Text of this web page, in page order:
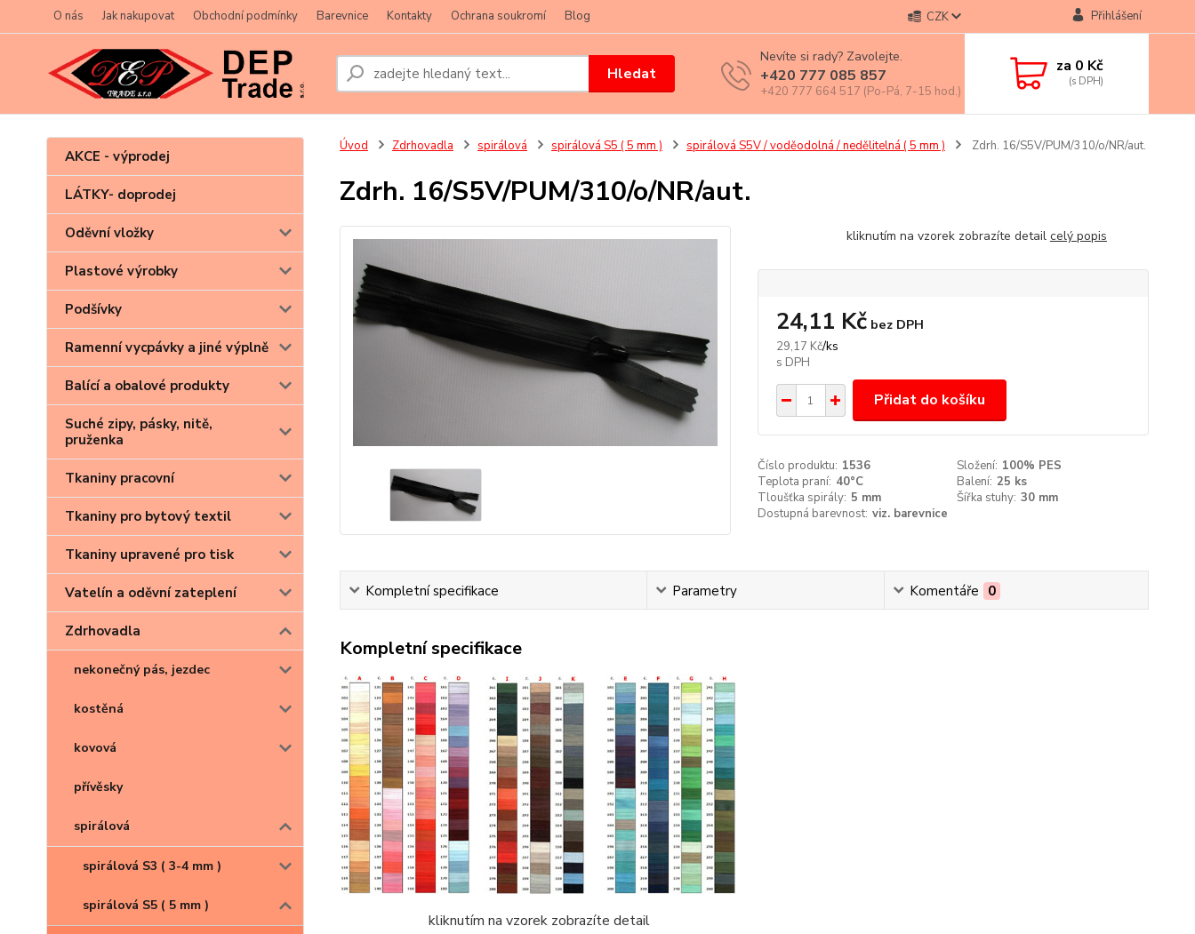
O nás Jak nakupovat Obchodní podmínky Barevnice Kontakty Ochrana soukromí Blog CZK Přihlášení
Hledat
Nevíte si rady? Zavolejte.
+420 777 085 857
+420 777 664 517 (Po-Pá, 7-15 hod.)
za 0 Kč
AKCE - výprodej
LÁTKY- doprodej
Oděvní vložky
Plastové výrobky
Podšívky
Ramenní vycpávky a jiné výplně
Balící a obalové produkty
Suché zipy, pásky, nitě,
pruženka
Tkaniny pracovní
Tkaniny pro bytový textil
Tkaniny upravené pro tisk
Vatelín a oděvní zateplení
Zdrhovadla
nekonečný pás, jezdec
kostěná
kovová
přívěsky
spirálová
spirálová S3 ( 3-4 mm )
spirálová S5 ( 5 mm )
Úvod Zdrhovadla spirálová spirálová S5 ( 5 mm ) spirálová S5V / voděodolná / nedělitelná ( 5 mm ) Zdrh. 16/S5V/PUM/310/o/NR/aut.
Zdrh. 16/S5V/PUM/310/o/NR/aut.
kliknutím na vzorek zobrazíte detail celý popis
29,17 Kč/ks
24,11 Kč bez DPH
Přidat do košíku
Číslo produktu: 1536 Složení: 100% PES
Teplota praní: 40°C Balení: 25 ks
Tloušťka spirály: 5 mm Šířka stuhy: 30 mm
Dostupná barevnost: viz. barevnice
Kompletní specifikace Parametry Komentáře 0
Kompletní specifikace
kliknutím na vzorek zobrazíte detail